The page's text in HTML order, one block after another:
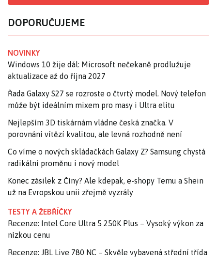
DOPORUČUJEME
NOVINKY
Windows 10 žije dál: Microsoft nečekaně prodlužuje
aktualizace až do října 2027
Řada Galaxy S27 se rozroste o čtvrtý model. Nový telefon
může být ideálním mixem pro masy i Ultra elitu
Nejlepším 3D tiskárnám vládne česká značka. V
porovnání vítězí kvalitou, ale levná rozhodně není
Co víme o nových skládačkách Galaxy Z? Samsung chystá
radikální proměnu i nový model
Konec zásilek z Číny? Ale kdepak, e-shopy Temu a Shein
už na Evropskou unii zřejmě vyzrály
TESTY A ŽEBŘÍČKY
Recenze: Intel Core Ultra 5 250K Plus – Vysoký výkon za
nízkou cenu
Recenze: JBL Live 780 NC – Skvěle vybavená střední třída